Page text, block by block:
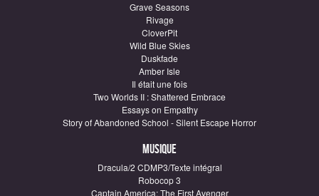
Grave Seasons
Rivage
CloverPit
Wild Blue Skies
Duskfade
Amber Isle
Il était une fois
Two Worlds II : Shattered Embrace
Essays on Empathy
Story of Abandoned School - Silent Escape Horror
Musique
Dracula/2 CDMP3/Texte intégral
Robocop 3
Captain America: The First Avenger